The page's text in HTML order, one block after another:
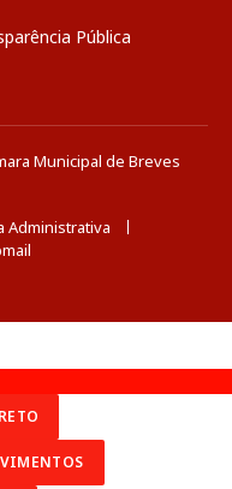
Pública
Municipal de Breves
Administrativa